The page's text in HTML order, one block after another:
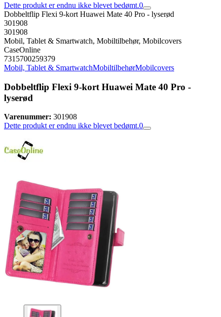
Dette produkt er endnu ikke blevet bedømt.0
Dobbeltflip Flexi 9-kort Huawei Mate 40 Pro - lyserød
301908
301908
Mobil, Tablet & Smartwatch, Mobiltilbehør, Mobilcovers
CaseOnline
7315700259379
Mobil, Tablet & SmartwatchMobiltilbehørMobilcovers
Dobbeltflip Flexi 9-kort Huawei Mate 40 Pro -
lyserød
Varenummer: 301908
Dette produkt er endnu ikke blevet bedømt.0